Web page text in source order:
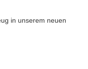
in unserem neuen